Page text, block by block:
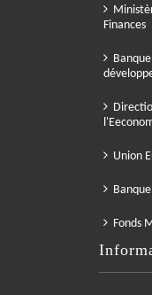
Finances
Union
Fonds